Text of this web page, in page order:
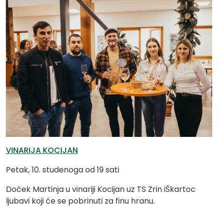
VINARIJA KOCIJAN
Petak, 10. studenoga od 19 sati
Doček Martinja u vinariji Kocijan uz TS Zrin iŠkartoc
ljubavi koji će se pobrinuti za finu hranu.